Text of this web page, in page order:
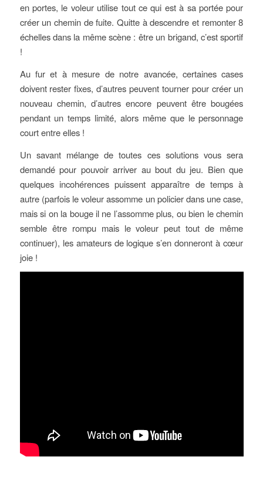
en portes, le voleur utilise tout ce qui est à sa portée pour
créer un chemin de fuite. Quitte à descendre et remonter 8
échelles dans la même scène : être un brigand, c’est sportif
!
Au fur et à mesure de notre avancée, certaines cases
doivent rester fixes, d’autres peuvent tourner pour créer un
nouveau chemin, d’autres encore peuvent être bougées
pendant un temps limité, alors même que le personnage
court entre elles !
Un savant mélange de toutes ces solutions vous sera
demandé pour pouvoir arriver au bout du jeu. Bien que
quelques incohérences puissent apparaître de temps à
autre (parfois le voleur assomme un policier dans une case,
mais si on la bouge il ne l’assomme plus, ou bien le chemin
semble être rompu mais le voleur peut tout de même
continuer), les amateurs de logique s’en donneront à cœur
joie !